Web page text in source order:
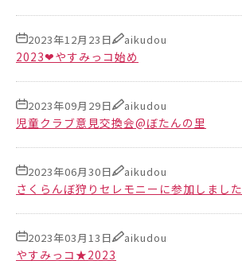
2023❤︎やすみっコ始め
2023年12月23日 aikudou
児童クラブ意見交換会@ぼたんの里
2023年09月29日 aikudou
さくらんぼ狩りセレモニーに参加しました
2023年06月30日 aikudou
やすみっコ★2023
2023年03月13日 aikudou